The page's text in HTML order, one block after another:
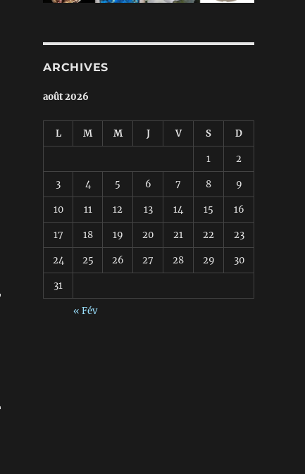
ARCHIVES
août 2026
L M M J V S D
1 2
3 4 5 6 7 8 9
10 11 12 13 14 15 16
17 18 19 20 21 22 23
24 25 26 27 28 29 30
31
« Fév